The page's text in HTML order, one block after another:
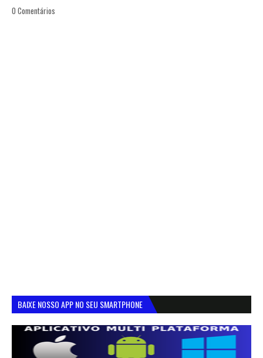
0 Comentários
BAIXE NOSSO APP NO SEU SMARTPHONE